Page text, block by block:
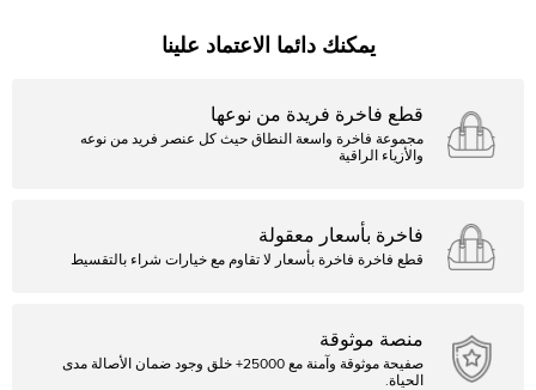
يمكنك دائما الاعتماد علينا
قطع فاخرة فريدة من نوعها
مجموعة فاخرة واسعة النطاق حيث كل عنصر فريد من نوعه
والأزياء الراقية
فاخرة بأسعار معقولة
قطع فاخرة فاخرة بأسعار لا تقاوم مع خيارات شراء بالتقسيط
منصة موثوقة
صفيحة موثوقة وآمنة مع 25000+ خلق وجود ضمان الأصالة مدى
الحياة.